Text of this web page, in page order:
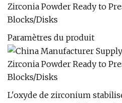
Paramètres du produit
L'oxyde de zirconium